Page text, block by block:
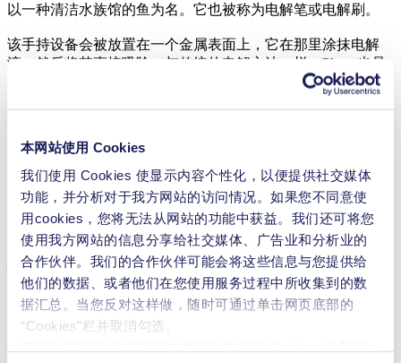
本网站使用 Cookies
我们使用 Cookies 使显示内容个性化，以便提供社交媒体
功能，并分析对于我方网站的访问情况。如果您不同意使
用cookies，您将无法从网站的功能中获益。我们还可将您
使用我方网站的信息分享给社交媒体、广告业和分析业的
合作伙伴。我们的合作伙伴可能会将这些信息与您提供给
他们的数据、或者他们在您使用服务过程中所收集到的数
据汇总。当您反对这样做，随时可通过单击网页底部的
“Cookies”栏并取消勾选。
以一种清洁水族馆的鱼为名。它也被称为电解笔或电解刷。
该手持设备会被放置在一个金属表面上，它在那里涂抹电解
液，然后将其直接吸除。与传统的电解方法一样，Pleco 也是
通过向液体施加电流来工作。为了完全去除污渍，维护人员需
要将电解刷放在该区域 20 至 120 秒。在圣莫里斯修道院的维
（CH3COOH）缓冲的硝酸钠（NaNO
进行稳定氯化物的实验，这种不稳定的腐蚀会危及这些珍贵的
发掘品。
In addition, experiments are being considered for the stabilization of
archaeological copper alloy artefacts for the stabilization of chlorides
– an unstable corrosion that endangers these precious finds.
电解清洗要求流量可调，运行可靠